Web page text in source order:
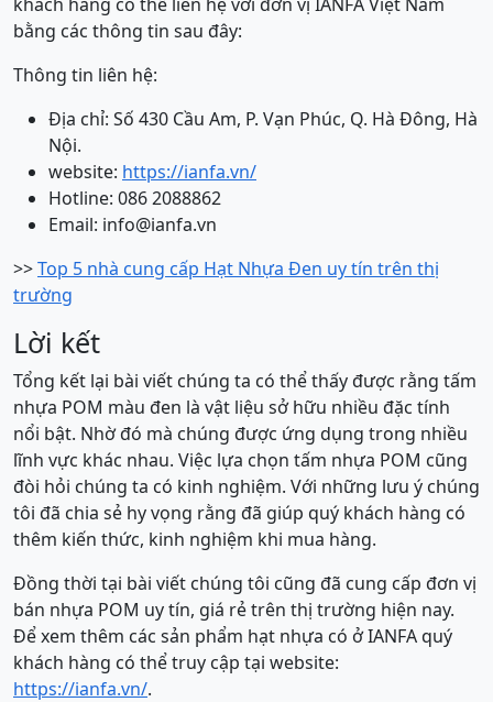
bằng các thông tin sau đây:
Thông tin liên hệ:
Địa chỉ: Số 430 Cầu Am, P. Vạn Phúc, Q. Hà Đông, Hà
Nội.
website: https://ianfa.vn/
Hotline: 086 2088862
Email: info@ianfa.vn
>>Top 5 nhà cung cấp Hạt Nhựa Đen uy tín trên thị
trường
Lời kết
Tổng kết lại bài viết chúng ta có thể thấy được rằng tấm
nhựa POM màu đen là vật liệu sở hữu nhiều đặc tính
nổi bật. Nhờ đó mà chúng được ứng dụng trong nhiều
lĩnh vực khác nhau. Việc lựa chọn tấm nhựa POM cũng
đòi hỏi chúng ta có kinh nghiệm. Với những lưu ý chúng
tôi đã chia sẻ hy vọng rằng đã giúp quý khách hàng có
thêm kiến thức, kinh nghiệm khi mua hàng.
Đồng thời tại bài viết chúng tôi cũng đã cung cấp đơn vị
bán nhựa POM uy tín, giá rẻ trên thị trường hiện nay.
Để xem thêm các sản phẩm hạt nhựa có ở IANFA quý
khách hàng có thể truy cập tại website:
https://ianfa.vn/.